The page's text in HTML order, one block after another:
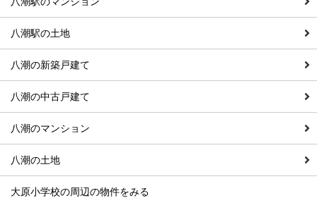
八潮駅の土地
八潮の新築戸建て
八潮の中古戸建て
八潮のマンション
八潮の土地
大原小学校の周辺の物件をみる